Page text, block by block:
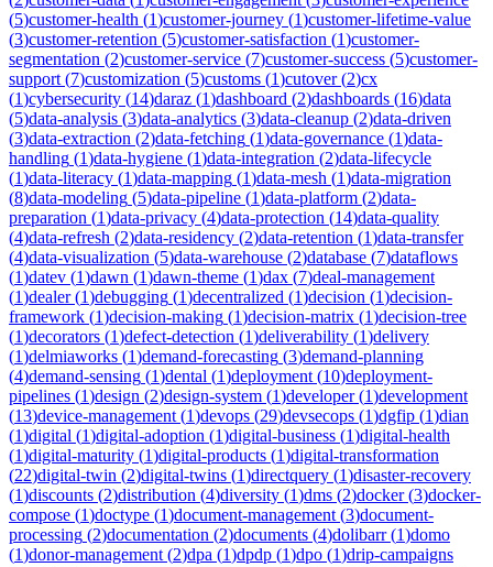
(5)customer-health (1)customer-journey (1)customer-lifetime-value
(3)customer-retention (5)customer-satisfaction (1)customer-
segmentation (2)customer-service (7)customer-success (5)customer-
support (7)customization (5)customs (1)cutover(2)cx
(1)cybersecurity (14)daraz (1)dashboard (2)dashboards (16)data
(5)data-analysis (3)data-analytics (3)data-cleanup (2)data-driven
(3)data-extraction (2)data-fetching (1)data-governance (1)data-
handling (1)data-hygiene (1)data-integration (2)data-lifecycle
(1)data-literacy (1)data-mapping (1)data-mesh (1)data-migration
(8)data-modeling (5)data-pipeline (1)data-platform (2)data-
preparation (1)data-privacy (4)data-protection (14)data-quality
(4)data-refresh (2)data-residency (2)data-retention (1)data-transfer
(4)data-visualization (5)data-warehouse (2)database (7)dataflows
(1)datev (1)dawn (1)dawn-theme (1)dax (7)deal-management
(1)dealer(1)debugging (1)decentralized (1)decision (1)decision-
framework (1)decision-making (1)decision-matrix (1)decision-tree
(1)decorators (1)defect-detection (1)deliverability (1)delivery
(1)delmiaworks (1)demand-forecasting (3)demand-planning
(4)demand-sensing (1)dental (1)deployment (10)deployment-
pipelines (1)design (2)design-system (1)developer(1)development
(13)device-management (1)devops (29)devsecops (1)dgfip (1)dian
(1)digital (1)digital-adoption (1)digital-business (1)digital-health
(1)digital-maturity (1)digital-products (1)digital-transformation
(22)digital-twin (2)digital-twins (1)directquery (1)disaster-recovery
(1)discounts (2)distribution (4)diversity (1)dms (2)docker(3)docker-
compose (1)doctype (1)document-management (3)document-
processing (2)documentation (2)documents (4)dolibarr(1)domo
(1)donor-management (2)dpa (1)dpdp (1)dpo (1)drip-campaigns